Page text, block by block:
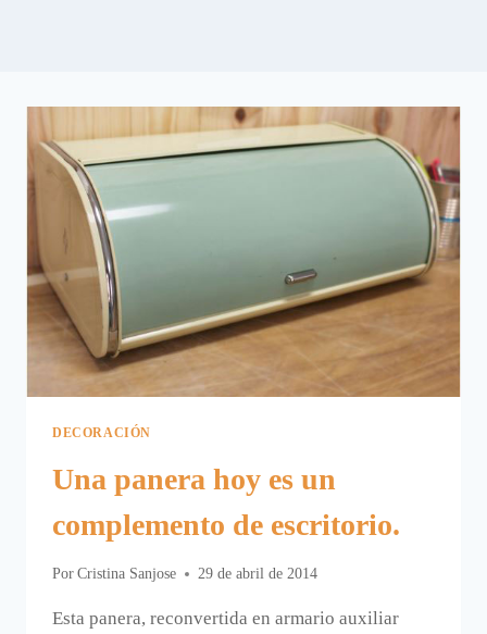
DECORACIÓN
Una panera hoy es un
complemento de escritorio.
Por Cristina Sanjose 29 de abril de 2014
Esta panera, reconvertida en armario auxiliar